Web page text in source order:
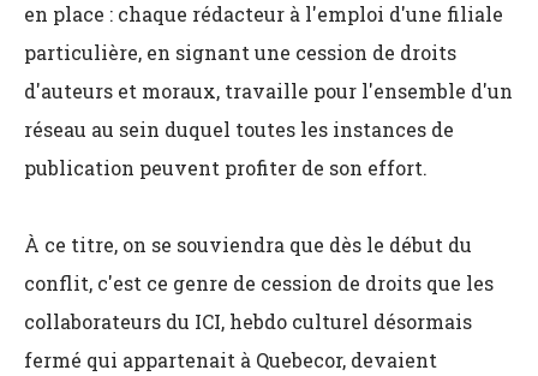
en place : chaque rédacteur à l'emploi d'une filiale
particulière, en signant une cession de droits
d'auteurs et moraux, travaille pour l'ensemble d'un
réseau au sein duquel toutes les instances de
publication peuvent profiter de son effort.
À ce titre, on se souviendra que dès le début du
conflit, c'est ce genre de cession de droits que les
collaborateurs du ICI, hebdo culturel désormais
fermé qui appartenait à Quebecor, devaient